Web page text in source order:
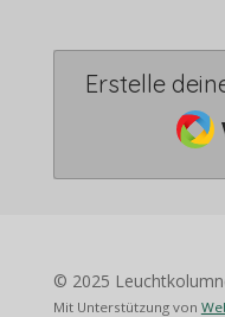
Erstelle
© 2025
Mit Unterstützung von